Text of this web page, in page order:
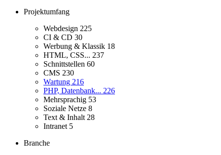
Projektumfang
Webdesign 225
CI & CD 30
Werbung & Klassik 18
HTML, CSS... 237
Schnittstellen 60
CMS 230
Wartung 216
PHP, Datenbank... 226
Mehrsprachig 53
Soziale Netze 8
Text & Inhalt 28
Intranet 5
Branche